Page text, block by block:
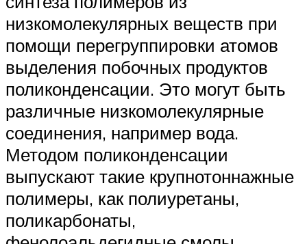
низкомолекулярных веществ при
помощи перегруппировки атомов
выделения побочных продуктов
поликонденсации. Это могут быть
различные низкомолекулярные
соединения, например вода.
Методом поликонденсации
выпускают такие крупнотоннажные
полимеры, как полиуретаны,
поликарбонаты,